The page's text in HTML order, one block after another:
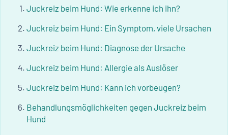
Juckreiz beim Hund: Wie erkenne ich ihn?
Juckreiz beim Hund: Ein Symptom, viele Ursachen
Juckreiz beim Hund: Diagnose der Ursache
Juckreiz beim Hund: Allergie als Auslöser
Juckreiz beim Hund: Kann ich vorbeugen?
Behandlungsmöglichkeiten gegen Juckreiz beim
Hund